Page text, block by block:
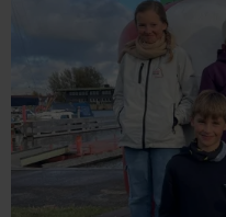
Erwachsenensegeln
Seesegeln